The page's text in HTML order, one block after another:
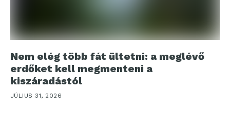
Nem elég több fát ültetni: a meglévő
erdőket kell megmenteni a
kiszáradástól
JÚLIUS 31, 2026